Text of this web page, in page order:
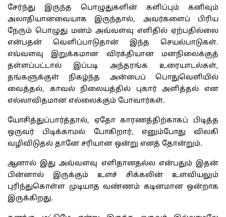
சேர்ந்து இருந்த பொழுதுகளின் களிப்பும் கனிவும்
அலாதியானவையாக இருந்தால், அவர்களைப் பிரிய
நேரும் பொழுது மனம் அவ்வளவு எளிதில் ஏற்பதில்லை
என்பதன் வெளிப்பாடுதான் இந்த செயல்பாடுகள்.
எவ்வளவு இறுக்கமான விரக்தியான மனநிலைக்குத்
தள்ளப்பட்டால் இப்படி அந்தரங்க உரையாடல்கள்,
தங்களுக்குள் நிகழ்ந்த அன்பைப் பொதுவெளியில்
வைத்தல், காவல் நிலையத்தில் புகார் அளித்தல் என
எல்லாவிதமான எல்லைக்கும் போவார்கள்.
யோசித்துப்பார்த்தால், ஏதோ காரணத்திற்காகப் பிடித்த
ஒருவர் பிடிக்காமல் போகிறார், எனும்போது விலகி
வழிவிடுதல் தானே சரியான ஒன்று எனத் தோன்றும்.
ஆனால் இது அவ்வளவு எளிதானதல்ல என்பதும் இதன்
பின்னால் இருக்கும் உளச் சிக்கலின் உளவியலும்
புரிந்துகொள்ள முடியாத வண்ணம் கடினமான ஒன்றாக
இருக்கிறது.